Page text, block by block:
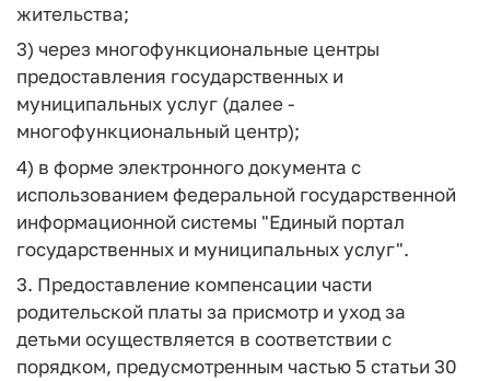
жительства;
3) через многофункциональные центры
предоставления государственных и
муниципальных услуг (далее -
многофункциональный центр);
4) в форме электронного документа с
использованием федеральной государственной
информационной системы "Единый портал
государственных и муниципальных услуг".
3. Предоставление компенсации части
родительской платы за присмотр и уход за
детьми осуществляется в соответствии с
порядком, предусмотренным частью 5 статьи 30